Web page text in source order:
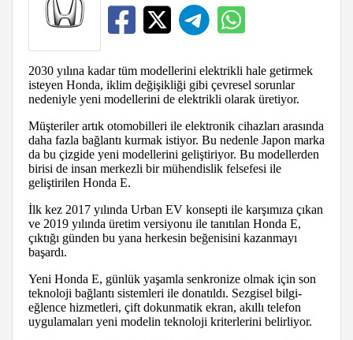
2030 yılına kadar tüm modellerini elektrikli hale getirmek
isteyen Honda, iklim değişikliği gibi çevresel sorunlar
nedeniyle yeni modellerini de elektrikli olarak üretiyor.
Müşteriler artık otomobilleri ile elektronik cihazları arasında
daha fazla bağlantı kurmak istiyor. Bu nedenle Japon marka
da bu çizgide yeni modellerini geliştiriyor. Bu modellerden
birisi de insan merkezli bir mühendislik felsefesi ile
geliştirilen Honda E.
İlk kez 2017 yılında Urban EV konsepti ile karşımıza çıkan
ve 2019 yılında üretim versiyonu ile tanıtılan Honda E,
çıktığı günden bu yana herkesin beğenisini kazanmayı
başardı.
Yeni Honda E, günlük yaşamla senkronize olmak için son
teknoloji bağlantı sistemleri ile donatıldı. Sezgisel bilgi-
eğlence hizmetleri, çift dokunmatik ekran, akıllı telefon
uygulamaları yeni modelin teknoloji kriterlerini belirliyor.